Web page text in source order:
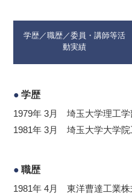
学歴／職歴／委員・講師等活
動実績
学歴
1979年 3月 埼玉大学理工学
1981年 3月 埼玉大学大学院
職歴
1981年 4月 東洋曹達工業株